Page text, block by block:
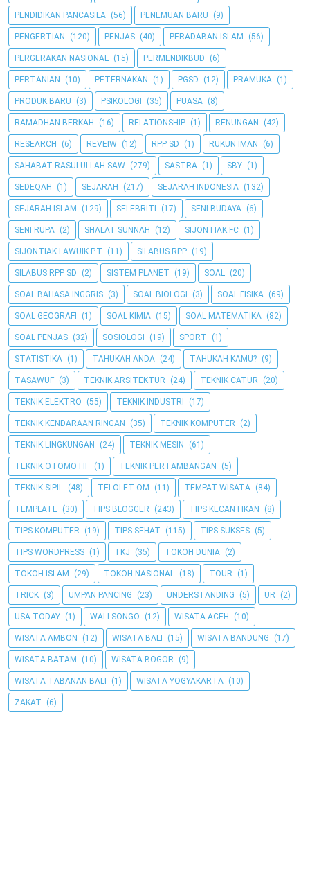
PENDIDIKAN PANCASILA (56) PENEMUAN BARU (9)
PENGERTIAN (120) PENJAS (40) PERADABAN ISLAM (56)
PERGERAKAN NASIONAL (15) PERMENDIKBUD (6)
PERTANIAN (10) PETERNAKAN (1) PGSD (12) PRAMUKA (1)
PRODUK BARU (3) PSIKOLOGI (35) PUASA (8)
RAMADHAN BERKAH (16) RELATIONSHIP (1) RENUNGAN (42)
RESEARCH (6) REVEIW (12) RPP SD (1) RUKUN IMAN (6)
SAHABAT RASULULLAH SAW (279) SASTRA (1) SBY (1)
SEDEQAH (1) SEJARAH (217) SEJARAH INDONESIA (132)
SEJARAH ISLAM (129) SELEBRITI (17) SENI BUDAYA (6)
SENI RUPA (2) SHALAT SUNNAH (12) SIJONTIAK FC (1)
SIJONTIAK LAWUIK P.T (11) SILABUS RPP (19)
SILABUS RPP SD (2) SISTEM PLANET (19) SOAL (20)
SOAL BAHASA INGGRIS (3) SOAL BIOLOGI (3) SOAL FISIKA (69)
SOAL GEOGRAFI (1) SOAL KIMIA (15) SOAL MATEMATIKA (82)
SOAL PENJAS (32) SOSIOLOGI (19) SPORT (1)
STATISTIKA (1) TAHUKAH ANDA (24) TAHUKAH KAMU? (9)
TASAWUF (3) TEKNIK ARSITEKTUR (24) TEKNIK CATUR (20)
TEKNIK ELEKTRO (55) TEKNIK INDUSTRI (17)
TEKNIK KENDARAAN RINGAN (35) TEKNIK KOMPUTER (2)
TEKNIK LINGKUNGAN (24) TEKNIK MESIN (61)
TEKNIK OTOMOTIF (1) TEKNIK PERTAMBANGAN (5)
TEKNIK SIPIL (48) TELOLET OM (11) TEMPAT WISATA (84)
TEMPLATE (30) TIPS BLOGGER (243) TIPS KECANTIKAN (8)
TIPS KOMPUTER (19) TIPS SEHAT (115) TIPS SUKSES (5)
TIPS WORDPRESS (1) TKJ (35) TOKOH DUNIA (2)
TOKOH ISLAM (29) TOKOH NASIONAL (18) TOUR (1)
TRICK (3) UMPAN PANCING (23) UNDERSTANDING (5) UR (2)
USA TODAY (1) WALI SONGO (12) WISATA ACEH (10)
WISATA AMBON (12) WISATA BALI (15) WISATA BANDUNG (17)
WISATA BATAM (10) WISATA BOGOR (9)
WISATA TABANAN BALI (1) WISATA YOGYAKARTA (10)
ZAKAT (6)